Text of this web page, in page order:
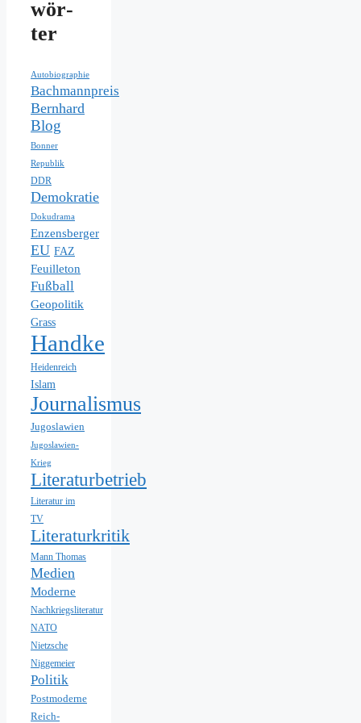
wör­
ter
Autobiographie
Bachmannpreis
Bernhard
Blog
Bonner
Republik
DDR
Demokratie
Dokudrama
Enzensberger
EU FAZ
Feuilleton
Fußball
Geopolitik
Grass
Handke
Heidenreich
Islam
Journalismus
Jugoslawien
Jugoslawien-
Krieg
Literaturbetrieb
Literatur im
TV
Literaturkritik
Mann Thomas
Medien
Moderne
Nachkriegsliteratur
NATO
Nietzsche
Niggemeier
Politik
Postmoderne
Reich-